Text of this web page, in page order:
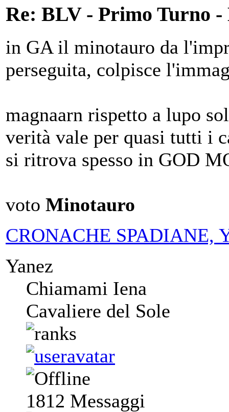
Re: BLV - Primo Turno
in GA il minotauro da
perseguita, colpisce
magnaarn rispetto a lupo
verità vale per quasi tutti i
si ritrova spesso in GOD
voto Minotauro
CRONACHE SPADIANE,
Yanez
Chiamami Iena
Cavaliere del Sole
1812 Messaggi